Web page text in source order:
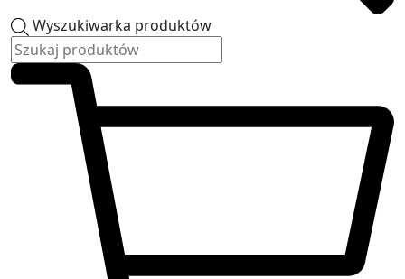
Wyszukiwarka produktów